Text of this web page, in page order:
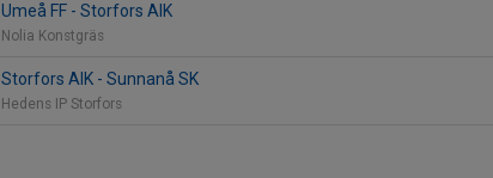
Umeå FF - Storfors AIK
Nolia Konstgräs
Storfors AIK - Sunnanå SK
Hedens IP Storfors